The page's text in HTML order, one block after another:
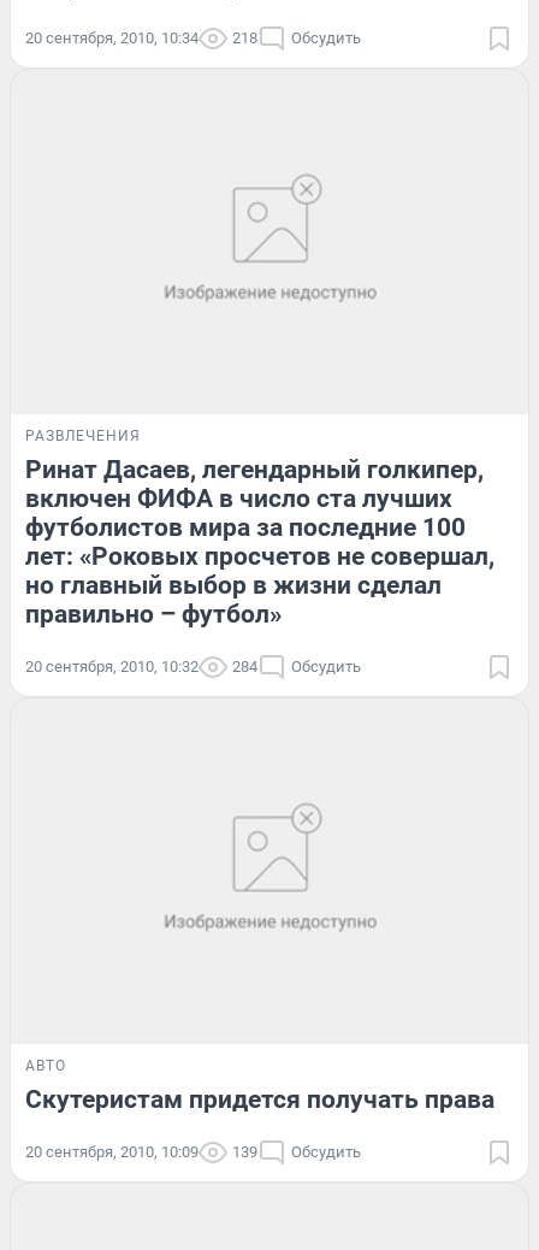
20 сентября, 2010, 10:34 218 Обсудить
РАЗВЛЕЧЕНИЯ
Ринат Дасаев, легендарный голкипер,
включен ФИФА в число ста лучших
футболистов мира за последние 100
лет: «Роковых просчетов не совершал,
но главный выбор в жизни сделал
правильно – футбол»
20 сентября, 2010, 10:32 284 Обсудить
АВТО
Скутеристам придется получать права
20 сентября, 2010, 10:09 139 Обсудить